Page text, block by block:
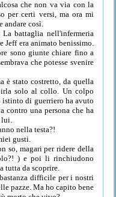
che non va via con la
per certi versi, ma ora mi
andare così.
battaglia nell'infermeria
Jeff era animato benissimo.
sono giunte chiare fino a
che potesse svenire
è stato costretto, da quella
solo al collo. Un colpo
di guerriero ha avuto
contro una persona che ha
nella testa?!
gusti.
so, magari per ridere della
) e poi li rinchiudono
tutta da scoprire.
difficile per i nostri
pazze. Ma ho capito bene